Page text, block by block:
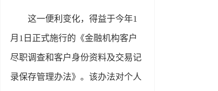
这一便利变化，得益于今年1
月1日正式施行的《金融机构客户
尽职调查和客户身份资料及交易记
录保存管理办法》。该办法对个人